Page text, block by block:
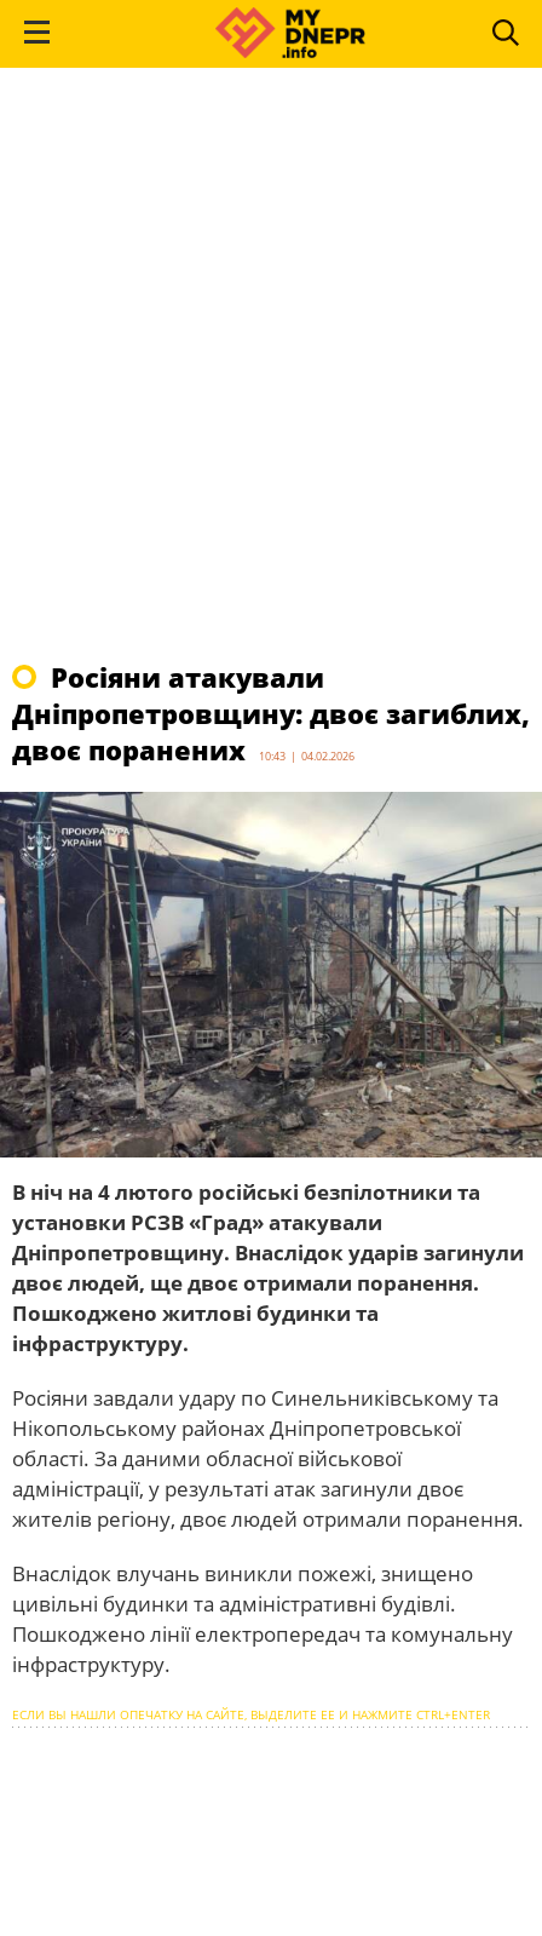
Росіяни атакували
Дніпропетровщину: двоє загиблих,
двоє поранених
10:43 | 04.02.2026
В ніч на 4 лютого російські безпілотники та
установки РСЗВ «Град» атакували
Дніпропетровщину. Внаслідок ударів загинули
двоє людей, ще двоє отримали поранення.
Пошкоджено житлові будинки та
інфраструктуру.
Росіяни завдали удару по Синельниківському та
Нікопольському районах Дніпропетровської
області. За даними обласної військової
адміністрації, у результаті атак загинули двоє
жителів регіону, двоє людей отримали поранення.
Внаслідок влучань виникли пожежі, знищено
цивільні будинки та адміністративні будівлі.
Пошкоджено лінії електропередач та комунальну
інфраструктуру.
ЕСЛИ ВЫ НАШЛИ ОПЕЧАТКУ НА САЙТЕ, ВЫДЕЛИТЕ ЕЕ И НАЖМИТЕ CTRL+ENTER